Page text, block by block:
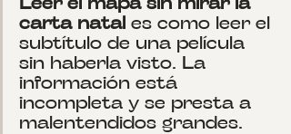
carta natal es como leer el
subtítulo de una película
sin haberla visto. La
información está
incompleta y se presta a
malentendidos grandes.